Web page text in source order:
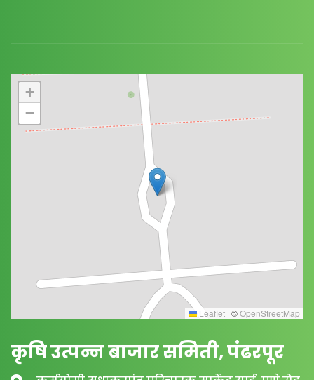
+
−
Leaflet | ©OpenStreetMap
कृषि उत्पन्न बाजार समिती, पंढरपूर